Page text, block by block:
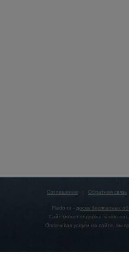
Соглашение | Обратная связь
Flado.ru - доска бесплатных
Сайт может содержать
Оплачивая услуги на сайте, вы